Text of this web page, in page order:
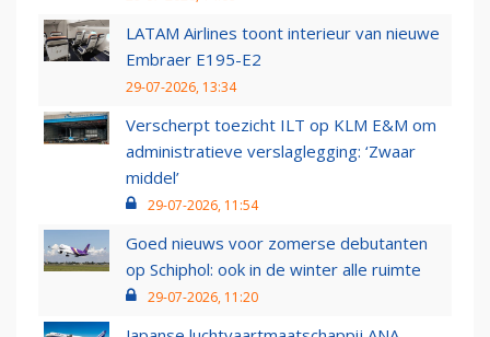
LATAM Airlines toont interieur van nieuwe
Embraer E195-E2
29-07-2026, 13:34
Verscherpt toezicht ILT op KLM E&M om
administratieve verslaglegging: ‘Zwaar
middel’
29-07-2026, 11:54
Goed nieuws voor zomerse debutanten
op Schiphol: ook in de winter alle ruimte
29-07-2026, 11:20